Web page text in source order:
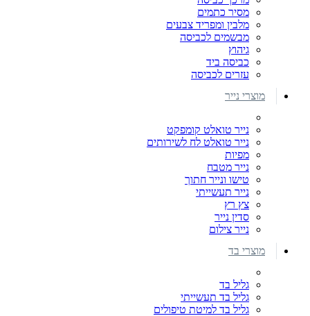
מסיר כתמים
מלבין ומפריד צבעים
מבשמים לכביסה
גיהוץ
כביסה ביד
עזרים לכביסה
מוצרי נייר
נייר טואלט קומפקט
נייר טואלט לח לשירותים
מפיות
נייר מטבח
טישו ונייר חתוך
נייר תעשייתי
צץ רץ
סדין נייר
נייר צילום
מוצרי בד
גליל בד
גליל בד תעשייתי
גליל בד למיטת טיפולים